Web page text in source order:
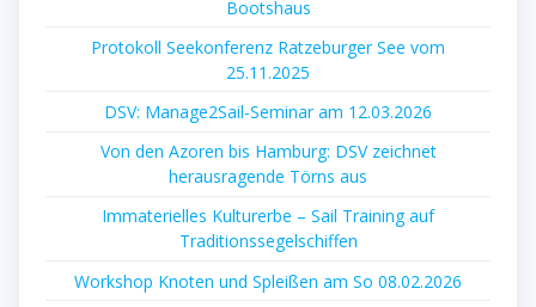
Bootshaus
Protokoll Seekonferenz Ratzeburger See vom
25.11.2025
DSV: Manage2Sail-Seminar am 12.03.2026
Von den Azoren bis Hamburg: DSV zeichnet
herausragende Törns aus
Immaterielles Kulturerbe – Sail Training auf
Traditionssegelschiffen
Workshop Knoten und Spleißen am So 08.02.2026